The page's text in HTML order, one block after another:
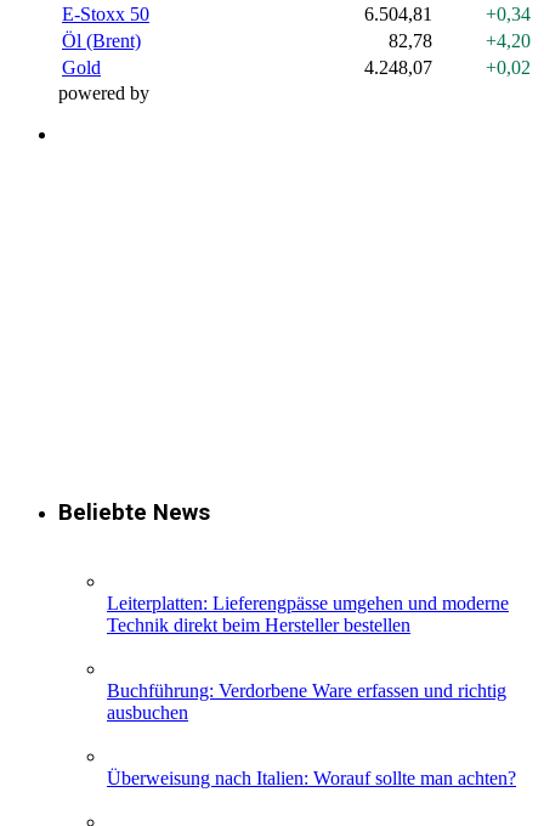
E-Stoxx 50
6.504,81
+0,34
Öl (Brent)
82,78
+4,20
Gold
4.248,07
+0,02
powered by
Beliebte News
Leiterplatten: Lieferengpässe umgehen und moderne
Technik direkt beim Hersteller bestellen
Buchführung: Verdorbene Ware erfassen und richtig
ausbuchen
Überweisung nach Italien: Worauf sollte man achten?